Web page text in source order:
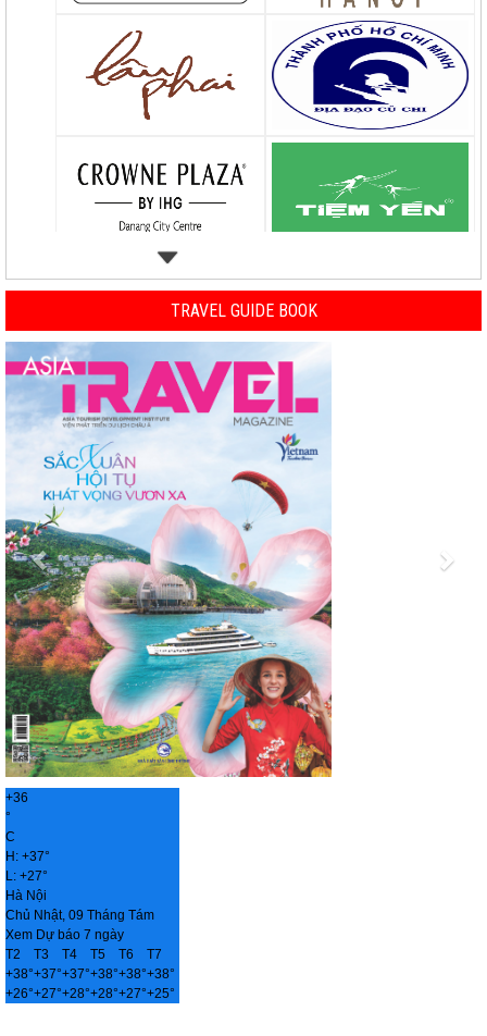
TRAVEL GUIDE BOOK
Previous
+36
°
C
H: +37°
L: +27°
Hà Nội
Chủ Nhật, 09 Tháng Tám
Xem Dự báo 7 ngày
T2
T3 T4 T5 T6
T7
+38°+37°+37°+38°+38°+38°
+26°+27°+28°+28°+27°+25°